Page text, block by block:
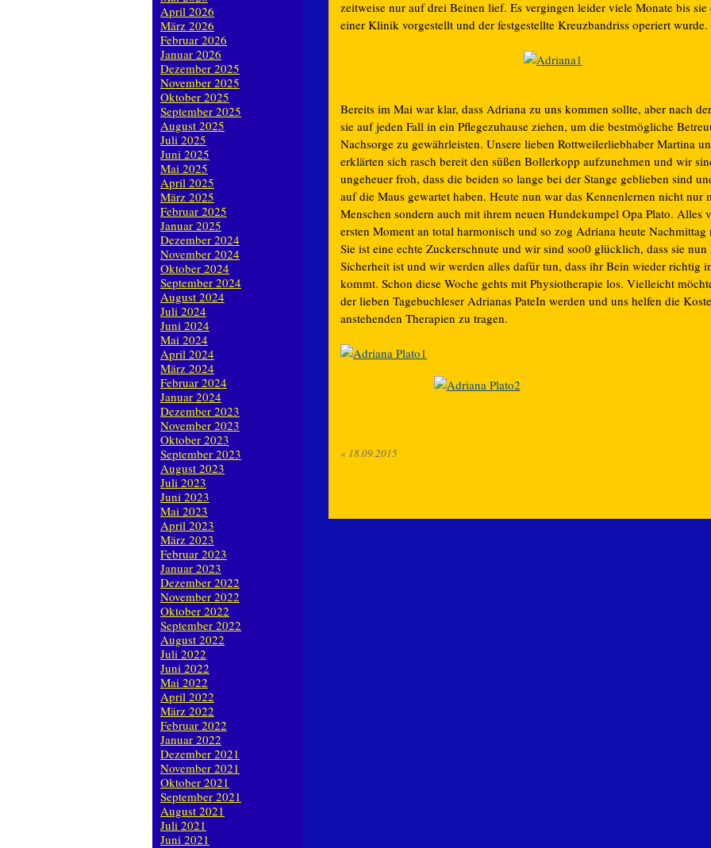
zeitweise nur auf drei Beinen lief. Es vergingen leider viele Monate bis
einer Klinik vorgestellt und der festgestellte Kreuzbandriss operiert wurde.
Bereits im Mai war klar, dass Adriana zu uns kommen sollte, aber nach
sie auf jeden Fall in ein Pflegezuhause ziehen, um die bestmögliche
Nachsorge zu gewährleisten. Unsere lieben Rottweilerliebhaber Martina
erklärten sich rasch bereit den süßen Bollerkopp aufzunehmen und wir
ungeheuer froh, dass die beiden so lange bei der Stange geblieben sind
auf die Maus gewartet haben. Heute nun war das Kennenlernen nicht nur
Menschen sondern auch mit ihrem neuen Hundekumpel Opa Plato. Alles
ersten Moment an total harmonisch und so zog Adriana heute Nachmittag
Sie ist eine echte Zuckerschnute und wir sind soo0 glücklich, dass sie nun
Sicherheit ist und wir werden alles dafür tun, dass ihr Bein wieder richtig
kommt. Schon diese Woche gehts mit Physiotherapie los. Vielleicht
der lieben Tagebuchleser Adrianas PateIn werden und uns helfen die
anstehenden Therapien zu tragen.
« 18.09.2015
April 2026
März 2026
Februar 2026
Januar 2026
Dezember 2025
November 2025
Oktober 2025
September 2025
August 2025
Juli 2025
Juni 2025
Mai 2025
April 2025
März 2025
Februar 2025
Januar 2025
Dezember 2024
November 2024
Oktober 2024
September 2024
August 2024
Juli 2024
Juni 2024
Mai 2024
April 2024
März 2024
Februar 2024
Januar 2024
Dezember 2023
November 2023
Oktober 2023
September 2023
August 2023
Juli 2023
Juni 2023
Mai 2023
April 2023
März 2023
Februar 2023
Januar 2023
Dezember 2022
November 2022
Oktober 2022
September 2022
August 2022
Juli 2022
Juni 2022
Mai 2022
April 2022
März 2022
Februar 2022
Januar 2022
Dezember 2021
November 2021
Oktober 2021
September 2021
August 2021
Juli 2021
Juni 2021